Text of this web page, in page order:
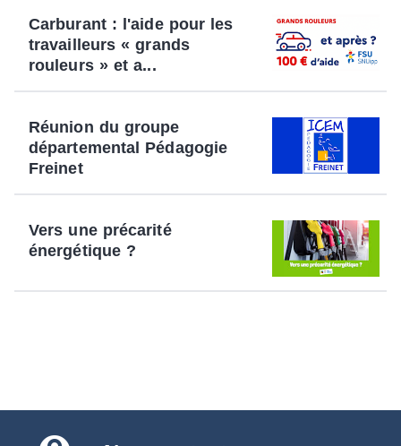
Carburant : l'aide pour les
travailleurs « grands
rouleurs » et a...
Réunion du groupe
départemental Pédagogie
Freinet
Vers une précarité
énergétique ?